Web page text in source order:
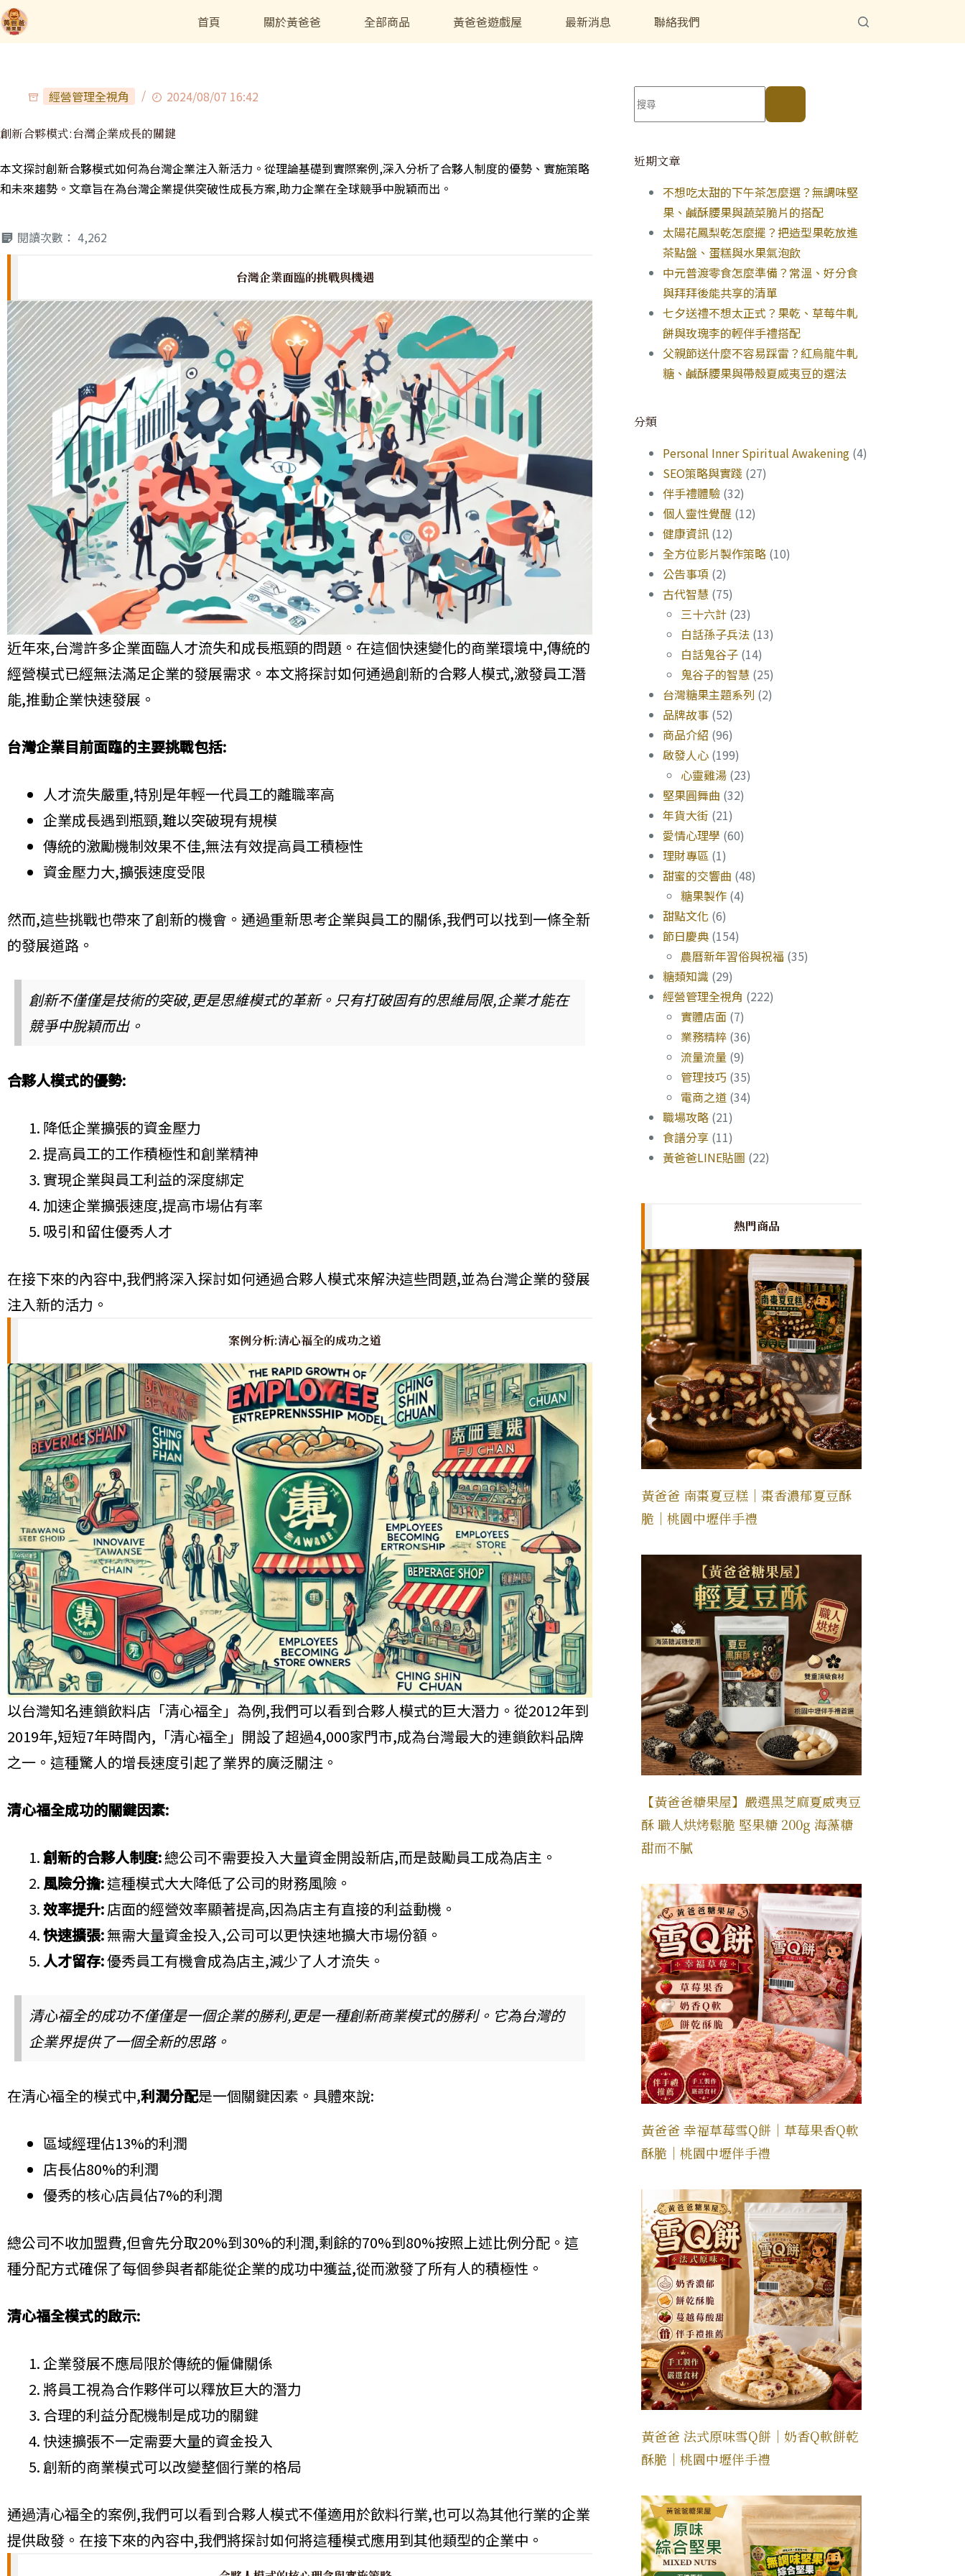
首頁 關於黃爸爸 全部商品 黃爸爸遊戲屋 最新消息 聯絡我們
經營管理全視角 2024/08/07 16:42
創新合夥模式:台灣企業成長的關鍵
本文探討創新合夥模式如何為台灣企業注入新活力。從理論基礎到實際案例,深入分析了合夥人制度的優勢、實施策略
和未來趨勢。文章旨在為台灣企業提供突破性成長方案,助力企業在全球競爭中脫穎而出。
閱讀次數： 4,262
台灣企業面臨的挑戰與機遇
近年來,台灣許多企業面臨人才流失和成長瓶頸的問題。在這個快速變化的商業環境中,傳統的
經營模式已經無法滿足企業的發展需求。本文將探討如何通過創新的合夥人模式,激發員工潛
能,推動企業快速發展。
台灣企業目前面臨的主要挑戰包括:
人才流失嚴重,特別是年輕一代員工的離職率高
企業成長遇到瓶頸,難以突破現有規模
傳統的激勵機制效果不佳,無法有效提高員工積極性
資金壓力大,擴張速度受限
然而,這些挑戰也帶來了創新的機會。通過重新思考企業與員工的關係,我們可以找到一條全新
的發展道路。
創新不僅僅是技術的突破,更是思維模式的革新。只有打破固有的思維局限,企業才能在
競爭中脫穎而出。
合夥人模式的優勢:
降低企業擴張的資金壓力
提高員工的工作積極性和創業精神
實現企業與員工利益的深度綁定
加速企業擴張速度,提高市場佔有率
吸引和留住優秀人才
在接下來的內容中,我們將深入探討如何通過合夥人模式來解決這些問題,並為台灣企業的發展
注入新的活力。
案例分析:清心福全的成功之道
以台灣知名連鎖飲料店「清心福全」為例,我們可以看到合夥人模式的巨大潛力。從2012年到
2019年,短短7年時間內,「清心福全」開設了超過4,000家門市,成為台灣最大的連鎖飲料品牌
之一。這種驚人的增長速度引起了業界的廣泛關注。
清心福全成功的關鍵因素:
創新的合夥人制度:總公司不需要投入大量資金開設新店,而是鼓勵員工成為店主。
風險分擔:這種模式大大降低了公司的財務風險。
效率提升:店面的經營效率顯著提高,因為店主有直接的利益動機。
快速擴張:無需大量資金投入,公司可以更快速地擴大市場份額。
人才留存:優秀員工有機會成為店主,減少了人才流失。
清心福全的成功不僅僅是一個企業的勝利,更是一種創新商業模式的勝利。它為台灣的
企業界提供了一個全新的思路。
在清心福全的模式中,利潤分配是一個關鍵因素。具體來說:
區域經理佔13%的利潤
店長佔80%的利潤
優秀的核心店員佔7%的利潤
總公司不收加盟費,但會先分取20%到30%的利潤,剩餘的70%到80%按照上述比例分配。這
種分配方式確保了每個參與者都能從企業的成功中獲益,從而激發了所有人的積極性。
清心福全模式的啟示:
企業發展不應局限於傳統的僱傭關係
將員工視為合作夥伴可以釋放巨大的潛力
合理的利益分配機制是成功的關鍵
快速擴張不一定需要大量的資金投入
創新的商業模式可以改變整個行業的格局
通過清心福全的案例,我們可以看到合夥人模式不僅適用於飲料行業,也可以為其他行業的企業
提供啟發。在接下來的內容中,我們將探討如何將這種模式應用到其他類型的企業中。
近期文章
不想吃太甜的下午茶怎麼選？無調味堅
果、鹹酥腰果與蔬菜脆片的搭配
太陽花鳳梨乾怎麼擺？把造型果乾放進
茶點盤、蛋糕與水果氣泡飲
中元普渡零食怎麼準備？常溫、好分食
與拜拜後能共享的清單
七夕送禮不想太正式？果乾、草莓牛軋
餅與玫瑰李的輕伴手禮搭配
父親節送什麼不容易踩雷？紅烏龍牛軋
糖、鹹酥腰果與帶殼夏威夷豆的選法
分類
Personal Inner Spiritual Awakening (4)
SEO策略與實踐 (27)
伴手禮體驗 (32)
個人靈性覺醒 (12)
健康資訊 (12)
全方位影片製作策略 (10)
公告事項 (2)
古代智慧 (75)
三十六計 (23)
白話孫子兵法 (13)
白話鬼谷子 (14)
鬼谷子的智慧 (25)
台灣糖果主題系列 (2)
品牌故事 (52)
商品介紹 (96)
啟發人心 (199)
心靈雞湯 (23)
堅果圓舞曲 (32)
年貨大街 (21)
愛情心理學 (60)
理財專區 (1)
甜蜜的交響曲 (48)
糖果製作 (4)
甜點文化 (6)
節日慶典 (154)
農曆新年習俗與祝福 (35)
糖類知識 (29)
經營管理全視角 (222)
實體店面 (7)
業務精粹 (36)
流量流量 (9)
管理技巧 (35)
電商之道 (34)
職場攻略 (21)
食譜分享 (11)
黃爸爸LINE貼圖 (22)
熱門商品
黃爸爸 南棗夏豆糕｜棗香濃郁夏豆酥
脆｜桃園中壢伴手禮
【黃爸爸糖果屋】嚴選黑芝麻夏威夷豆
酥 職人烘烤鬆脆 堅果糖 200g 海藻糖
甜而不膩
黃爸爸 幸福草莓雪Q餅｜草莓果香Q軟
酥脆｜桃園中壢伴手禮
黃爸爸 法式原味雪Q餅｜奶香Q軟餅乾
酥脆｜桃園中壢伴手禮